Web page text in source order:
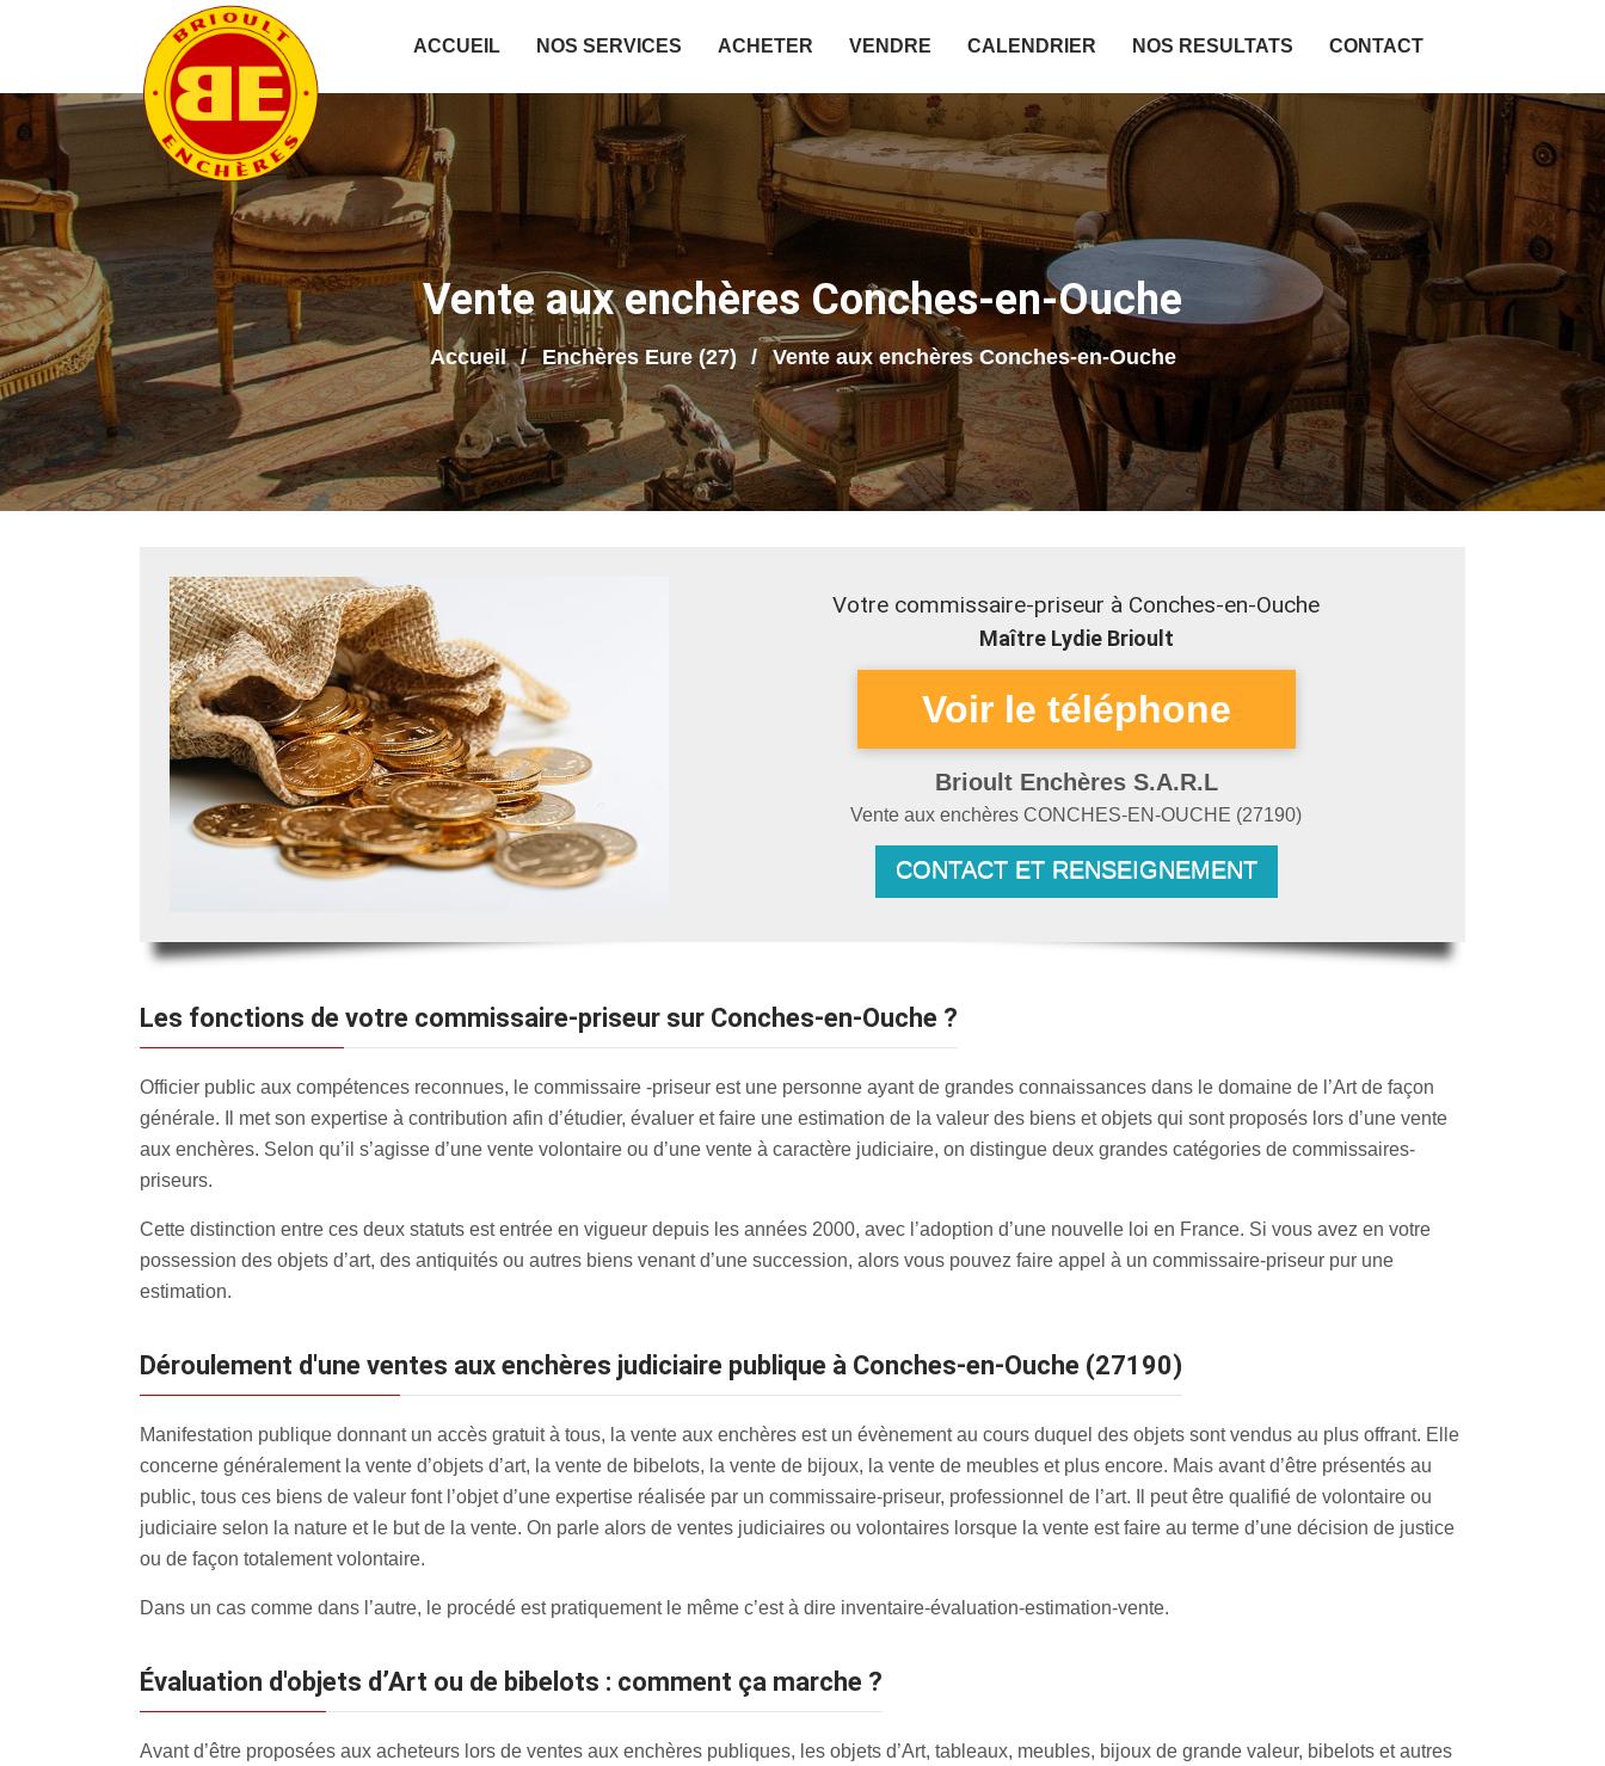
ACCUEIL NOS SERVICES ACHETER VENDRE CALENDRIER NOS RESULTATS CONTACT
Vente aux enchères Conches-en-Ouche
Accueil Enchères Eure (27) Vente aux enchères Conches-en-Ouche
Votre commissaire-priseur à Conches-en-Ouche
Maître Lydie Brioult
Brioult Enchères S.A.R.L
Vente aux enchèresCONCHES-EN-OUCHE (27190)
CONTACT ET RENSEIGNEMENT
Les fonctions de votre commissaire-priseur sur Conches-en-Ouche ?
Officier public aux compétences reconnues, le commissaire -priseur est une personne ayant de grandes connaissances dans le domaine de l’Art de façon
générale. Il met son expertise à contribution afin d’étudier, évaluer et faire une estimation de la valeur des biens et objets qui sont proposés lors d’une vente
aux enchères. Selon qu’il s’agisse d’une vente volontaire ou d’une vente à caractère judiciaire, on distingue deux grandes catégories de commissaires-
priseurs.
Cette distinction entre ces deux statuts est entrée en vigueur depuis les années 2000, avec l’adoption d’une nouvelle loi en France. Si vous avez en votre
possession des objets d’art, des antiquités ou autres biens venant d’une succession, alors vous pouvez faire appel à un commissaire-priseur pur une
estimation.
Déroulement d'une ventes aux enchères judiciaire publique à Conches-en-Ouche (27190)
Manifestation publique donnant un accès gratuit à tous, la vente aux enchères est un évènement au cours duquel des objets sont vendus au plus offrant. Elle
concerne généralement la vente d’objets d’art, la vente de bibelots, la vente de bijoux, la vente de meubles et plus encore. Mais avant d’être présentés au
public, tous ces biens de valeur font l’objet d’une expertise réalisée par un commissaire-priseur, professionnel de l’art. Il peut être qualifié de volontaire ou
judiciaire selon la nature et le but de la vente. On parle alors de ventes judiciaires ou volontaires lorsque la vente est faire au terme d’une décision de justice
ou de façon totalement volontaire.
Dans un cas comme dans l’autre, le procédé est pratiquement le même c’est à dire inventaire-évaluation-estimation-vente.
évaluation d'objets d’Art ou de bibelots : comment ça marche ?
Avant d’être proposées aux acheteurs lors de ventes aux enchères publiques, les objets d’Art, tableaux, meubles, bijoux de grande valeur, bibelots et autres